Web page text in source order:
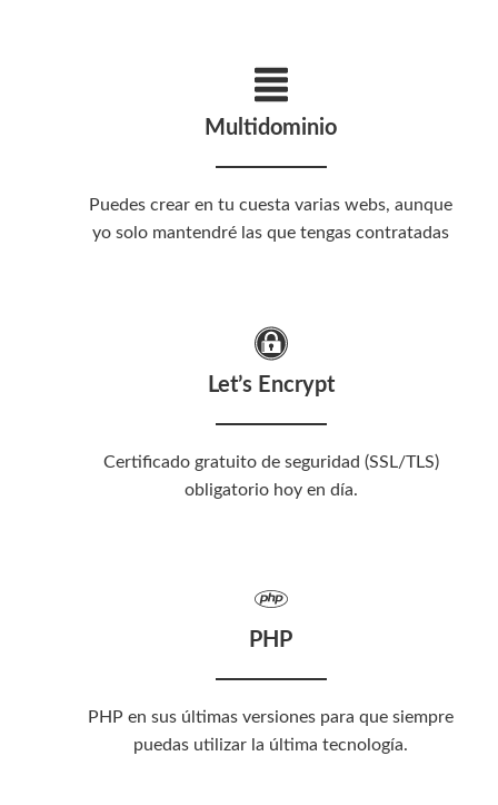
Multidominio
Puedes crear en tu cuesta varias webs, aunque
yo solo mantendré las que tengas contratadas
Let’s Encrypt
Certificado gratuito de seguridad (SSL/TLS)
obligatorio hoy en día.
PHP
PHP en sus últimas versiones para que siempre
puedas utilizar la última tecnología.